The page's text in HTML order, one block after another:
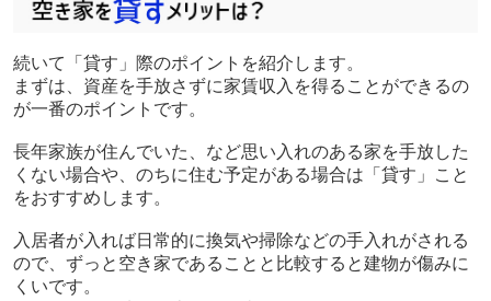
続いて「貸す」際のポイントを紹介します。
まずは、資産を手放さずに家賃収入を得ることができるの
が一番のポイントです。
長年家族が住んでいた、など思い入れのある家を手放した
くない場合や、のちに住む予定がある場合は「貸す」こと
をおすすめします。
入居者が入れば日常的に換気や掃除などの手入れがされる
ので、ずっと空き家であることと比較すると建物が傷みに
くいです。